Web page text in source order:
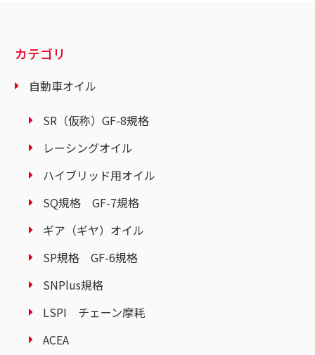
カテゴリ
自動車オイル
SR（仮称）GF-8規格
レーシングオイル
ハイブリッド用オイル
SQ規格 GF-7規格
ギア（ギヤ）オイル
SP規格 GF-6規格
SNPlus規格
LSPI チェーン摩耗
ACEA